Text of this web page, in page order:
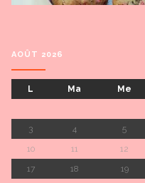
AOÛT 2026
L Ma Me
3
4 5
10
11 12
17
18 19